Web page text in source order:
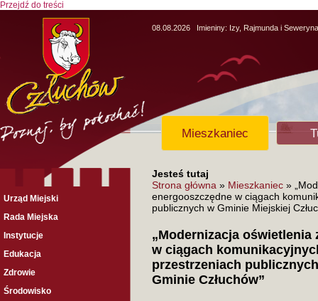
Przejdź do treści
08.08.2026 Imieniny: Izy, Rajmunda i Seweryna
Mieszkaniec
Urząd Miejski
Rada Miejska
Instytucje
Edukacja
Zdrowie
Środowisko
Jesteś tutaj
Strona główna » Mieszkaniec »
energooszczędne w ciągach
publicznych w Gminie Miejskiej
„Modernizacja oświetlenia
w ciągach
przestrzeniach
Gminie Człuchów”